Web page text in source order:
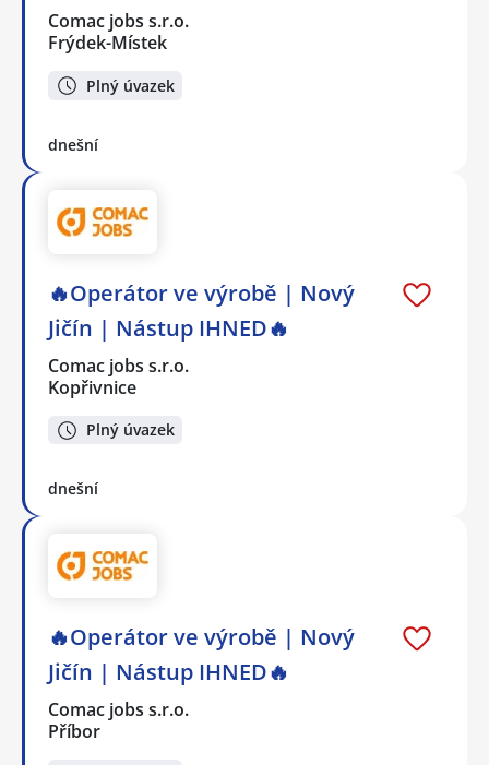
Comac jobs s.r.o.
Frýdek-Místek
Plný úvazek
dnešní
🔥Operátor ve výrobě | Nový
Jičín | Nástup IHNED🔥
Comac jobs s.r.o.
Kopřivnice
Plný úvazek
dnešní
🔥Operátor ve výrobě | Nový
Jičín | Nástup IHNED🔥
Comac jobs s.r.o.
Příbor